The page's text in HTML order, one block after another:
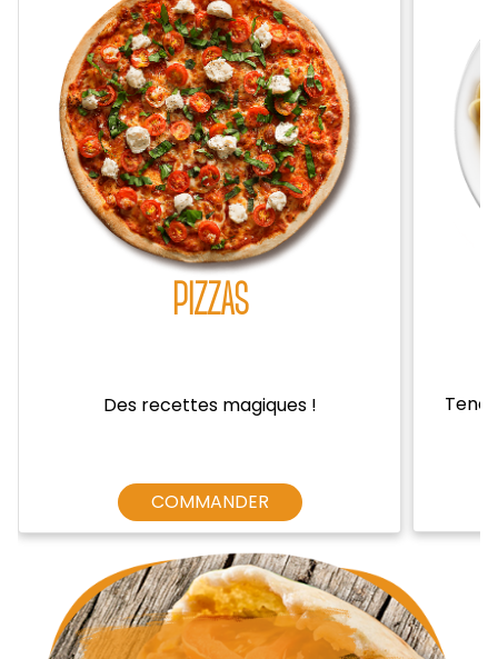
Zones de Livraison
PIZZAS
Des recettes magiques !
COMMANDER